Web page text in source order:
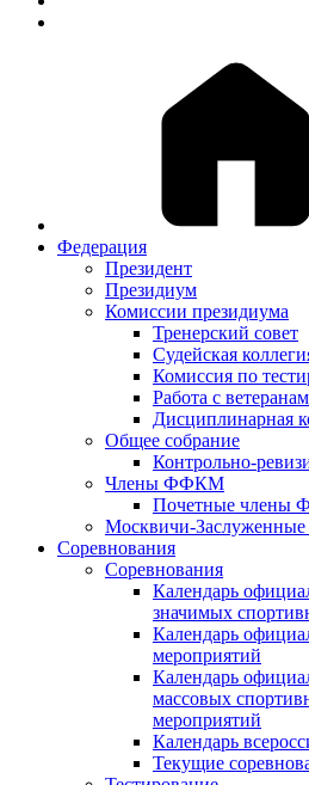
Федерация
Президент
Президиум
Комиссии президиума
Тренерский совет
Судейская
Комиссия по
Работа с
Дисциплинарная
Общее собрание
Контрольно-
Члены ФФКМ
Почетные
Москвичи-Заслуженные
Соревнования
Соревнования
Календарь
значимых
Календарь
мероприятий
Календарь
массовых
мероприятий
Календарь
Текущие